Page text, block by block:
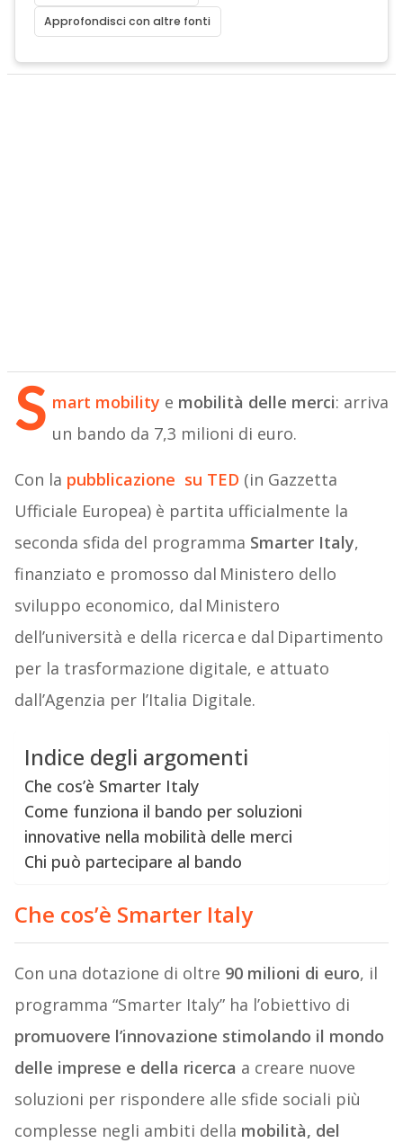
Approfondisci con altre fonti
S mart mobility e mobilità delle merci: arriva
un bando da 7,3 milioni di euro.
Con la pubblicazione su TED (in Gazzetta
Ufficiale Europea) è partita ufficialmente la
seconda sfida del programma Smarter Italy,
finanziato e promosso dal Ministero dello
sviluppo economico, dal Ministero
dell’università e della ricerca e dal Dipartimento
per la trasformazione digitale, e attuato
dall’Agenzia per l’Italia Digitale.
Indice degli argomenti
Che cos’è Smarter Italy
Come funziona il bando per soluzioni
innovative nella mobilità delle merci
Chi può partecipare al bando
Che cos’è Smarter Italy
Con una dotazione di oltre 90 milioni di euro, il
programma “Smarter Italy” ha l’obiettivo di
promuovere l’innovazione stimolando il mondo
delle imprese e della ricerca a creare nuove
soluzioni per rispondere alle sfide sociali più
complesse negli ambiti della mobilità, del